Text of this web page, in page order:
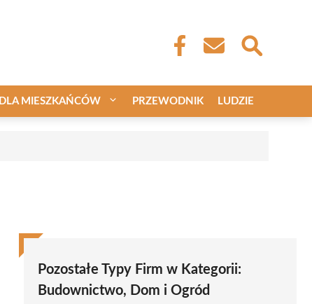
DLA MIESZKAŃCÓW PRZEWODNIK LUDZIE
Pozostałe Typy Firm w Kategorii:
Budownictwo, Dom i Ogród